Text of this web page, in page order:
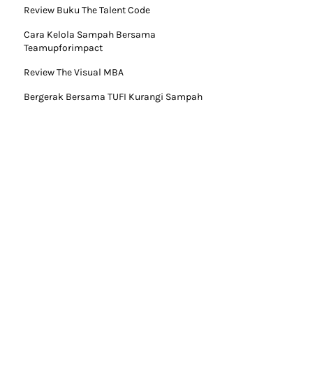
Review Buku The Talent Code
Cara Kelola Sampah Bersama
Teamupforimpact
Review The Visual MBA
Bergerak Bersama TUFI Kurangi Sampah